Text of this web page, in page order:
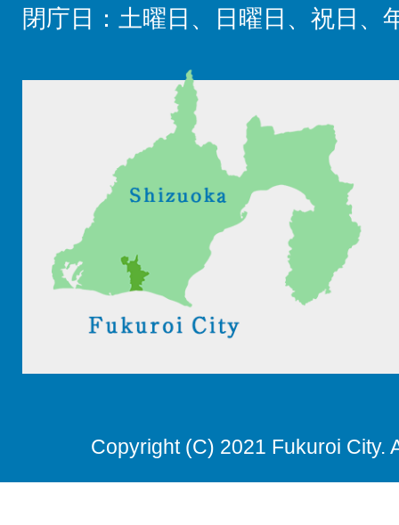
閉庁日：土曜日、日曜日、祝日、
Copyright (C) 2021 Fukuroi City.